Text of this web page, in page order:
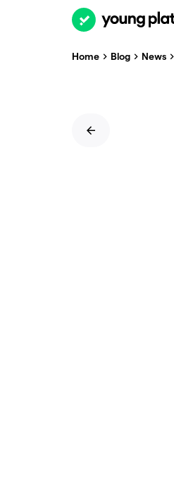
Home Blog News